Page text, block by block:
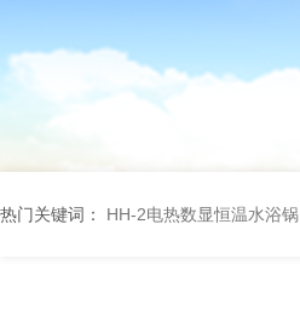
热门关键词： HH-2电热数显恒温水浴锅